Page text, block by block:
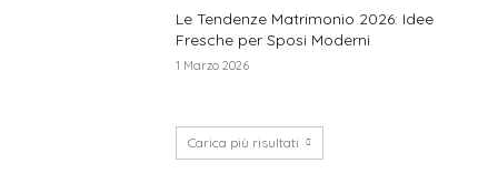
Le Tendenze Matrimonio 2026: Idee
Fresche per Sposi Moderni
1 Marzo 2026
Carica più risultati